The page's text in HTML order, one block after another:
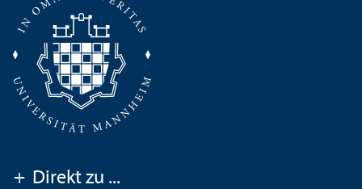
+ Direkt zu ...